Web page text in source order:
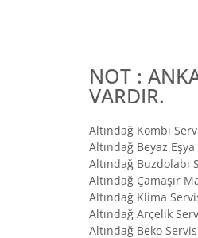
NOT :
VARDIR.
Altındağ Kombi
Altındağ Beyaz Eşya
Altındağ Buzdolabı
Altındağ Çamaşır
Altındağ Klima
Altındağ Arçelik
Altındağ Beko